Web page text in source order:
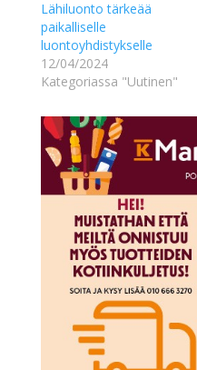
Lähiluonto tärkeää
paikalliselle
luontoyhdistykselle
12/04/2024
Kategoriassa "Uutinen"